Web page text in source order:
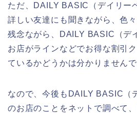
ただ、DAILY BASIC（デイリー
詳しい友達にも聞きながら、色
残念ながら、DAILY BASIC（デ
お店がラインなどでお得な割引
ているかどうかは分かりませんで
なので、今後もDAILY BASIC（
のお店のことをネットで調べて